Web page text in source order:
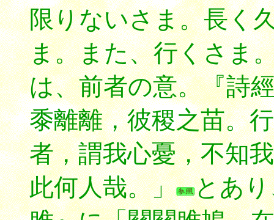
限りないさま。長く
ま。また、行くさま
は、前者の意。『詩
黍離離，彼稷之苗。
者，謂我心憂，不知
此何人哉。」
とあ